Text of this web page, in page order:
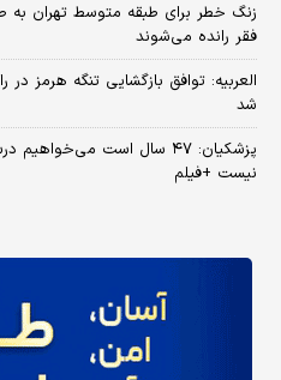
زنگ خطر برای طبقه متوسط تهران به
فقر رانده می‌شوند
شد
پزشکیان: ۴۷ سال است
نیست +فیلم